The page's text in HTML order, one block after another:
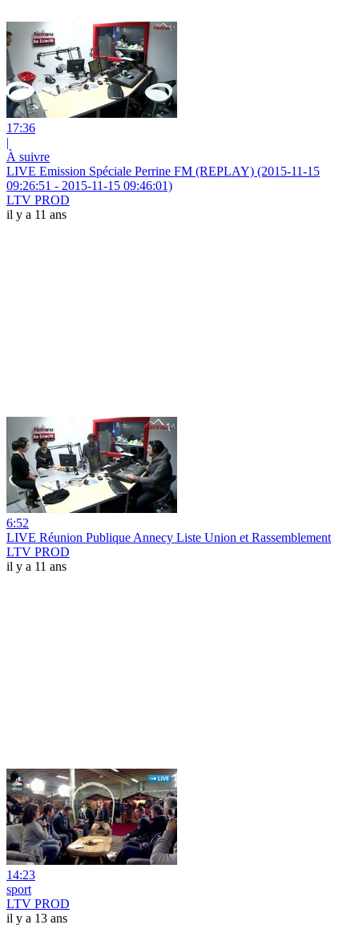
17:36
|
À suivre
LIVE Emission Spéciale Perrine FM (REPLAY) (2015-11-15
09:26:51 - 2015-11-15 09:46:01)
LTV PROD
il y a 11 ans
6:52
LIVE Réunion Publique Annecy Liste Union et Rassemblement
LTV PROD
il y a 11 ans
14:23
sport
LTV PROD
il y a 13 ans